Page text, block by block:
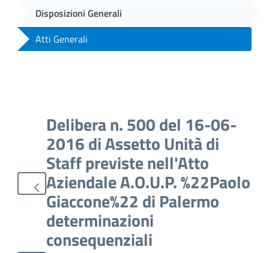
Disposizioni Generali
Atti Generali
Delibera n. 500 del 16-06-
2016 di Assetto Unità di
Staff previste nell'Atto
Aziendale A.O.U.P. %22Paolo
Giaccone%22 di Palermo
determinazioni
consequenziali